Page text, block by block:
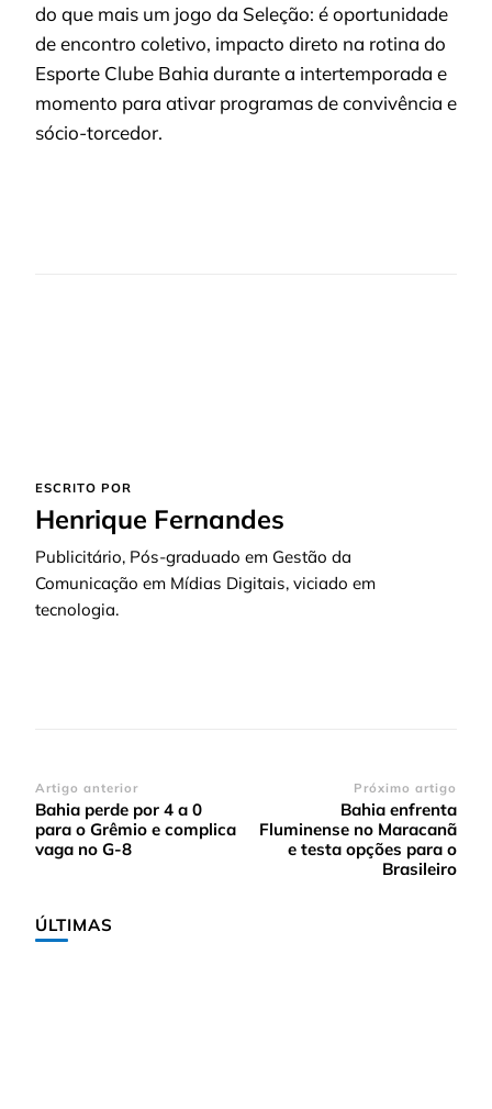
do que mais um jogo da Seleção: é oportunidade
de encontro coletivo, impacto direto na rotina do
Esporte Clube Bahia durante a intertemporada e
momento para ativar programas de convivência e
sócio-torcedor.
ESCRITO POR
Henrique Fernandes
Publicitário, Pós-graduado em Gestão da
Comunicação em Mídias Digitais, viciado em
tecnologia.
Navegação
de
post
Artigo anterior
Bahia perde por 4 a 0
para o Grêmio e complica
vaga no G-8
Próximo artigo
Bahia enfrenta
Fluminense no Maracanã
e testa opções para o
Brasileiro
ÚLTIMAS